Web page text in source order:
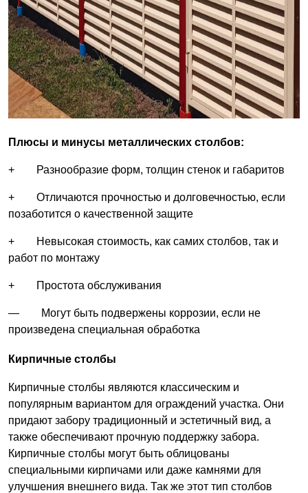
Плюсы и минусы металлических столбов:
+ Разнообразие форм, толщин стенок и габаритов
+ Отличаются прочностью и долговечностью, если
позаботится о качественной защите
+ Невысокая стоимость, как самих столбов, так и
работ по монтажу
+ Простота обслуживания
— Могут быть подвержены коррозии, если не
произведена специальная обработка
Кирпичные столбы
Кирпичные столбы являются классическим и
популярным вариантом для ограждений участка. Они
придают забору традиционный и эстетичный вид, а
также обеспечивают прочную поддержку забора.
Кирпичные столбы могут быть облицованы
специальными кирпичами или даже камнями для
улучшения внешнего вида. Так же этот тип столбов